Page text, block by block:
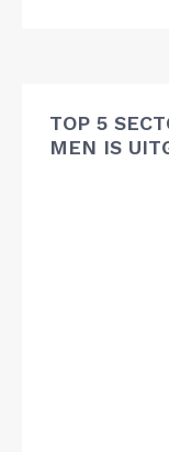
TOP 5
MEN IS